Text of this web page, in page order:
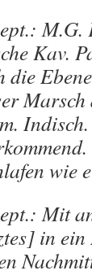
Kav.
die
wie
Mit
in ein